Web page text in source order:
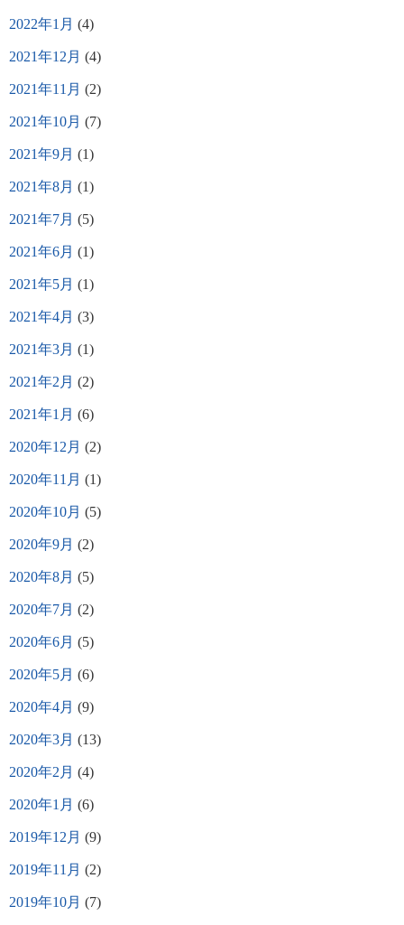
2022年1月 (4)
2021年12月 (4)
2021年11月 (2)
2021年10月 (7)
2021年9月 (1)
2021年8月 (1)
2021年7月 (5)
2021年6月 (1)
2021年5月 (1)
2021年4月 (3)
2021年3月 (1)
2021年2月 (2)
2021年1月 (6)
2020年12月 (2)
2020年11月 (1)
2020年10月 (5)
2020年9月 (2)
2020年8月 (5)
2020年7月 (2)
2020年6月 (5)
2020年5月 (6)
2020年4月 (9)
2020年3月 (13)
2020年2月 (4)
2020年1月 (6)
2019年12月 (9)
2019年11月 (2)
2019年10月 (7)